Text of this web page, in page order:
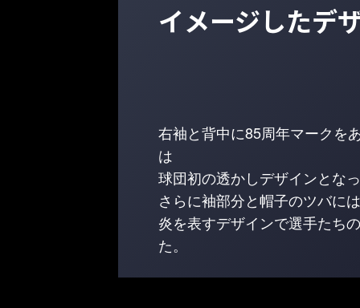
イメージしたデ
右袖と背中に85周年マークを
は
球団初の透かしデザインとな
さらに袖部分と帽子のツバに
炎を表すデザインで選手たち
た。